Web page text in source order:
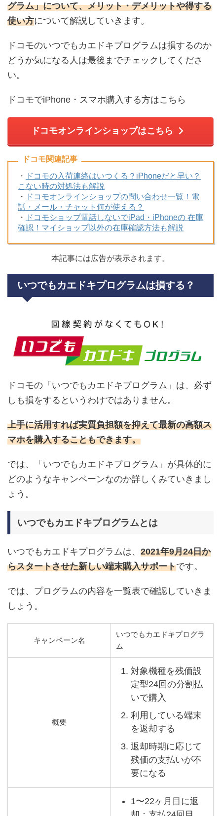
グラム」について、メリット・デメリットや得する
使い方について解説していきます。
ドコモのいつでもカエドキプログラムは損するのか
どうか気になる人は最後までチェックしてくださ
い。
ドコモでiPhone・スマホ購入する方はこちら
ドコモオンラインショップはこちら
ドコモ関連記事
・
ドコモの入荷連絡はいつくる？iPhoneだと早い？
こない時の対処法も解説
・
ドコモオンラインショップの問い合わせ一覧！電
話・メール・チャット何が使える？
・
ドコモショップ電話しないでiPad・iPhoneの 在庫
確認！マイショップ以外の在庫確認方法も解説
本記事には広告が表示されます。
いつでもカエドキプログラムは損する？
ドコモの「いつでもカエドキプログラム」は、必ず
しも損をするというわけではありません。
上手に活用すれば実質負担額を抑えて最新の高額ス
マホを購入することもできます。
では、「いつでもカエドキプログラム」が具体的に
どのようなキャンペーンなのか詳しくみていきまし
ょう。
いつでもカエドキプログラムとは
いつでもカエドキプログラムは、 2021年9月24日か
らスタートさせた新しい端末購入サポートです。
では、プログラムの内容を一覧表で確認していきま
しょう。
キャンペーン名
いつでもカエドキプログラ
ム
概要
対象機種を残価設
定型24回の分割払
いで購入
利用している端末
を返却する
返却時期に応じて
残価の支払いが不
要になる
1〜22ヶ月目に返